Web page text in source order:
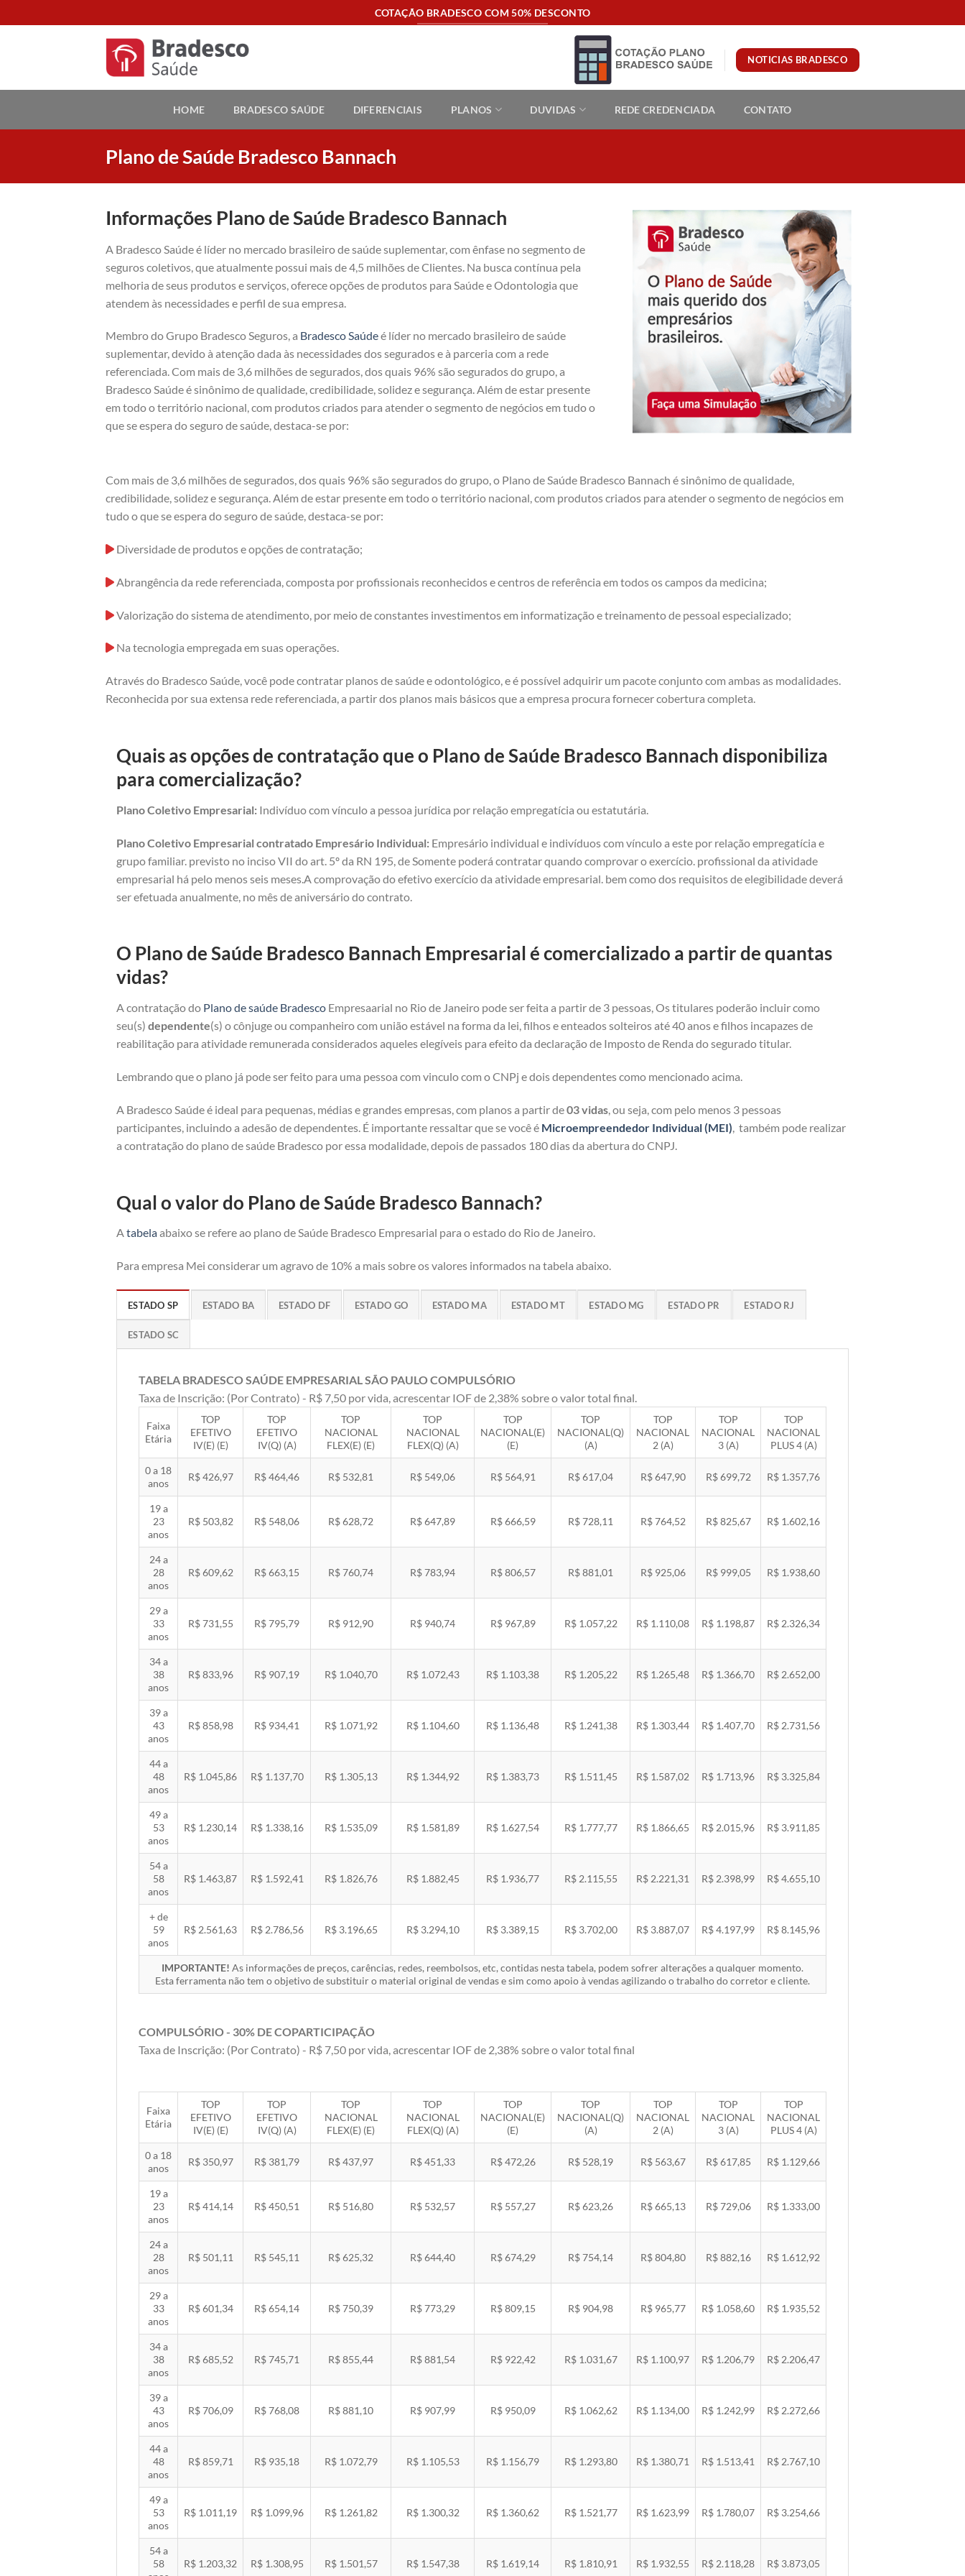
to
COTAÇÃO BRADESCO COM 50% DESCONTO
NOTICIAS BRADESCO
HOME BRADESCO SAÚDE DIFERENCIAIS PLANOS DUVIDAS REDE CREDENCIADA CONTATO
Plano de Saúde Bradesco Bannach
Informações Plano de Saúde Bradesco Bannach
A Bradesco Saúde é líder no mercado brasileiro de saúde suplementar, com ênfase no segmento de
seguros coletivos, que atualmente possui mais de 4,5 milhões de Clientes. Na busca contínua pela
melhoria de seus produtos e serviços, oferece opções de produtos para Saúde e Odontologia que
atendem às necessidades e perfil de sua empresa.
Membro do Grupo Bradesco Seguros, a Bradesco Saúdeé líder no mercado brasileiro de saúde
suplementar, devido à atenção dada às necessidades dos segurados e à parceria com a rede
referenciada. Com mais de 3,6 milhões de segurados, dos quais 96% são segurados do grupo, a
Bradesco Saúde é sinônimo de qualidade, credibilidade, solidez e segurança. Além de estar presente
em todo o território nacional, com produtos criados para atender o segmento de negócios em tudo o
que se espera do seguro de saúde, destaca-se por:
Com mais de 3,6 milhões de segurados, dos quais 96% são segurados do grupo, o Plano de Saúde Bradesco Bannach é sinônimo de qualidade,
credibilidade, solidez e segurança. Além de estar presente em todo o território nacional, com produtos criados para atender o segmento de negócios em
tudo o que se espera do seguro de saúde, destaca-se por:
Diversidade de produtos e opções de contratação;
Abrangência da rede referenciada, composta por profissionais reconhecidos e centros de referência em todos os campos da medicina;
Valorização do sistema de atendimento, por meio de constantes investimentos em informatização e treinamento de pessoal especializado;
Na tecnologia empregada em suas operações.
Através do Bradesco Saúde, você pode contratar planos de saúde e odontológico, e é possível adquirir um pacote conjunto com ambas as modalidades.
Reconhecida por sua extensa rede referenciada, a partir dos planos mais básicos que a empresa procura fornecer cobertura completa.
Quais as opções de contratação que o Plano de Saúde Bradesco Bannach disponibiliza
para comercialização?
Plano Coletivo Empresarial: Indivíduo com vínculo a pessoa jurídica por relação empregatícia ou estatutária.
Plano Coletivo Empresarial contratado Empresário Individual: Empresário individual e indivíduos com vínculo a este por relação empregatícia e
grupo familiar. previsto no inciso VII do art. 5º da RN 195, de Somente poderá contratar quando comprovar o exercício. profissional da atividade
empresarial há pelo menos seis meses.A comprovação do efetivo exercício da atividade empresarial. bem como dos requisitos de elegibilidade deverá
ser efetuada anualmente, no mês de aniversário do contrato.
O Plano de Saúde Bradesco Bannach Empresarial é comercializado a partir de quantas
vidas?
A contratação do Plano de saúde Bradesco Empresaarial no Rio de Janeiro pode ser feita a partir de 3 pessoas, Os titulares poderão incluir como
seu(s) dependente(s) o cônjuge ou companheiro com união estável na forma da lei, filhos e enteados solteiros até 40 anos e filhos incapazes de
reabilitação para atividade remunerada considerados aqueles elegíveis para efeito da declaração de Imposto de Renda do segurado titular.
Lembrando que o plano já pode ser feito para uma pessoa com vinculo com o CNPj e dois dependentes como mencionado acima.
A Bradesco Saúde é ideal para pequenas, médias e grandes empresas, com planos a partir de03 vidas , ou seja, com pelo menos 3 pessoas
participantes, incluindo a adesão de dependentes. É importante ressaltar que se você é Microempreendedor Individual (MEI) , também pode realizar
a contratação do plano de saúde Bradesco por essa modalidade, depois de passados 180 dias da abertura do CNPJ.
Qual o valor do Plano de Saúde Bradesco Bannach?
Atabelaabaixo se refere ao plano de Saúde Bradesco Empresarial para o estado do Rio de Janeiro.
Para empresa Mei considerar um agravo de 10% a mais sobre os valores informados na tabela abaixo.
ESTADO SP ESTADO BA ESTADO DF ESTADO GO ESTADO MA ESTADO MT ESTADO MG ESTADO PR ESTADO RJ
ESTADO SC
TABELA BRADESCO SAÚDE EMPRESARIAL SÃO PAULO COMPULSÓRIO
Taxa de Inscrição: (Por Contrato) - R$ 7,50 por vida, acrescentar IOF de 2,38% sobre o valor total final.
Faixa
Etária
TOP
EFETIVO
IV(E) (E)
TOP
EFETIVO
IV(Q) (A)
TOP
NACIONAL
FLEX(E) (E)
TOP
NACIONAL
FLEX(Q) (A)
TOP
NACIONAL(E)
(E)
TOP
NACIONAL(Q)
(A)
TOP
NACIONAL
2 (A)
TOP
NACIONAL
3 (A)
TOP
NACIONAL
PLUS 4 (A)
0 a 18
anos
R$ 426,97 R$ 464,46 R$ 532,81 R$ 549,06 R$ 564,91 R$ 617,04 R$ 647,90 R$ 699,72 R$ 1.357,76
19 a
23
anos
R$ 503,82 R$ 548,06 R$ 628,72 R$ 647,89 R$ 666,59 R$ 728,11 R$ 764,52 R$ 825,67 R$ 1.602,16
24 a
28
anos
R$ 609,62 R$ 663,15 R$ 760,74 R$ 783,94 R$ 806,57 R$ 881,01 R$ 925,06 R$ 999,05 R$ 1.938,60
29 a
33
anos
R$ 731,55 R$ 795,79 R$ 912,90 R$ 940,74 R$ 967,89 R$ 1.057,22 R$ 1.110,08 R$ 1.198,87 R$ 2.326,34
34 a
38
anos
R$ 833,96 R$ 907,19 R$ 1.040,70 R$ 1.072,43 R$ 1.103,38 R$ 1.205,22 R$ 1.265,48 R$ 1.366,70 R$ 2.652,00
39 a
43
anos
R$ 858,98 R$ 934,41 R$ 1.071,92 R$ 1.104,60 R$ 1.136,48 R$ 1.241,38 R$ 1.303,44 R$ 1.407,70 R$ 2.731,56
44 a
48
anos
R$ 1.045,86 R$ 1.137,70 R$ 1.305,13 R$ 1.344,92 R$ 1.383,73 R$ 1.511,45 R$ 1.587,02 R$ 1.713,96 R$ 3.325,84
49 a
53
anos
R$ 1.230,14 R$ 1.338,16 R$ 1.535,09 R$ 1.581,89 R$ 1.627,54 R$ 1.777,77 R$ 1.866,65 R$ 2.015,96 R$ 3.911,85
54 a
58
anos
R$ 1.463,87 R$ 1.592,41 R$ 1.826,76 R$ 1.882,45 R$ 1.936,77 R$ 2.115,55 R$ 2.221,31 R$ 2.398,99 R$ 4.655,10
+ de
59
anos
R$ 2.561,63 R$ 2.786,56 R$ 3.196,65 R$ 3.294,10 R$ 3.389,15 R$ 3.702,00 R$ 3.887,07 R$ 4.197,99 R$ 8.145,96
IMPORTANTE! As informações de preços, carências, redes, reembolsos, etc, contidas nesta tabela, podem sofrer alterações a qualquer momento.
Esta ferramenta não tem o objetivo de substituir o material original de vendas e sim como apoio à vendas agilizando o trabalho do corretor e cliente.
COMPULSÓRIO - 30% DE COPARTICIPAÇÃO
Taxa de Inscrição: (Por Contrato) - R$ 7,50 por vida, acrescentar IOF de 2,38% sobre o valor total final
Faixa
Etária
TOP
EFETIVO
IV(E) (E)
TOP
EFETIVO
IV(Q) (A)
TOP
NACIONAL
FLEX(E) (E)
TOP
NACIONAL
FLEX(Q) (A)
TOP
NACIONAL(E)
(E)
TOP
NACIONAL(Q)
(A)
TOP
NACIONAL
2 (A)
TOP
NACIONAL
3 (A)
TOP
NACIONAL
PLUS 4 (A)
0 a 18
anos
R$ 350,97 R$ 381,79 R$ 437,97 R$ 451,33 R$ 472,26 R$ 528,19 R$ 563,67 R$ 617,85 R$ 1.129,66
19 a
23
anos
R$ 414,14 R$ 450,51 R$ 516,80 R$ 532,57 R$ 557,27 R$ 623,26 R$ 665,13 R$ 729,06 R$ 1.333,00
24 a
28
anos
R$ 501,11 R$ 545,11 R$ 625,32 R$ 644,40 R$ 674,29 R$ 754,14 R$ 804,80 R$ 882,16 R$ 1.612,92
29 a
33
anos
R$ 601,34 R$ 654,14 R$ 750,39 R$ 773,29 R$ 809,15 R$ 904,98 R$ 965,77 R$ 1.058,60 R$ 1.935,52
34 a
38
anos
R$ 685,52 R$ 745,71 R$ 855,44 R$ 881,54 R$ 922,42 R$ 1.031,67 R$ 1.100,97 R$ 1.206,79 R$ 2.206,47
39 a
43
anos
R$ 706,09 R$ 768,08 R$ 881,10 R$ 907,99 R$ 950,09 R$ 1.062,62 R$ 1.134,00 R$ 1.242,99 R$ 2.272,66
44 a
48
anos
R$ 859,71 R$ 935,18 R$ 1.072,79 R$ 1.105,53 R$ 1.156,79 R$ 1.293,80 R$ 1.380,71 R$ 1.513,41 R$ 2.767,10
49 a
53
anos
R$ 1.011,19 R$ 1.099,96 R$ 1.261,82 R$ 1.300,32 R$ 1.360,62 R$ 1.521,77 R$ 1.623,99 R$ 1.780,07 R$ 3.254,66
54 a
58
R$ 1.203,32 R$ 1.308,95 R$ 1.501,57 R$ 1.547,38 R$ 1.619,14 R$ 1.810,91 R$ 1.932,55 R$ 2.118,28 R$ 3.873,05